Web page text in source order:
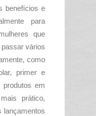
e
para
que
vários
como
primer e
produtos em
prático,
lançamentos